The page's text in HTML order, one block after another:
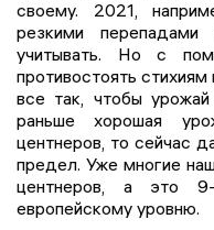
своему. 2021,
резкими
учитывать. Но с
противостоять
все так, чтобы
раньше хорошая
центнеров, то сейчас
предел. Уже многие
центнеров, а это 9-
европейскому уровню.